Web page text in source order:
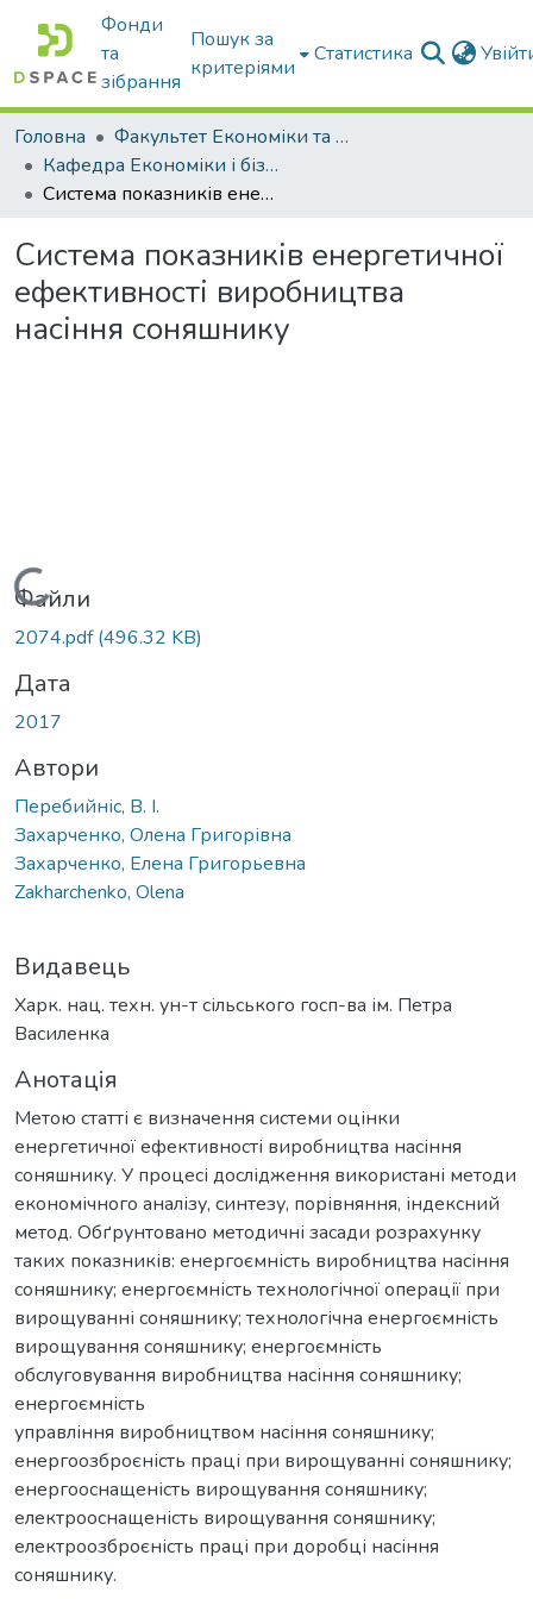
Фонди
та
зібрання
Пошук за
критеріями
Статистика
Головна
Факультет Економіки та бізнесу
Кафедра Економіки і бізнесу
Система показників енергетичної ефективності виробництва насіння соняшнику
Система показників енергетичної
ефективності виробництва
насіння соняшнику
Вантажиться...
Файли
2074.pdf(496.32 KB)
Дата
2017
Автори
Перебийніс, В. І.
Захарченко, Олена Григорівна
Захарченко, Елена Григорьевна
Zakharchenko, Olena
Видавець
Харк. нац. техн. ун-т сільського госп-ва ім. Петра
Василенка
Анотація
Метою статті є визначення системи оцінки
енергетичної ефективності виробництва насіння
соняшнику. У процесі дослідження використані методи
економічного аналізу, синтезу, порівняння, індексний
метод. Обґрунтовано методичні засади розрахунку
таких показників: енергоємність виробництва насіння
соняшнику; енергоємність технологічної операції при
вирощуванні соняшнику; технологічна енергоємність
вирощування соняшнику; енергоємність
обслуговування виробництва насіння соняшнику;
енергоємність
управління виробництвом насіння соняшнику;
енергоозброєність праці при вирощуванні соняшнику;
енергооснащеність вирощування соняшнику;
електрооснащеність вирощування соняшнику;
електроозброєність праці при доробці насіння
соняшнику.